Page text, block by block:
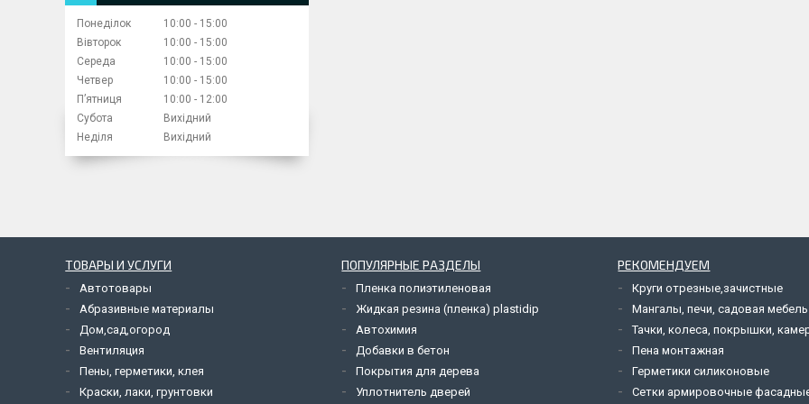
Понеділок 10:00
15:00
Вівторок
10:00
15:00
Середа
10:00
15:00
Четвер
10:00
15:00
Пʼятниця
10:00
12:00
Субота
Вихідний
Неділя
Вихідний
ТОВАРЫ И УСЛУГИ
Автотовары
Абразивные материалы
Дом,сад,огород
Вентиляция
Пены, герметики, клея
Краски, лаки, грунтовки
ПОПУЛЯРНЫЕ РАЗДЕЛЫ
Пленка полиэтиленовая
Жидкая резина (пленка) plastidip
Автохимия
Добавки в бетон
Покрытия для дерева
Уплотнитель дверей
РЕКОМЕНДУЕМ
Круги отрезные,зачистные
Мангалы, печи, садовая мебель
Тачки, колеса, покрышки,
Пена монтажная
Герметики силиконовые
Сетки армировочные